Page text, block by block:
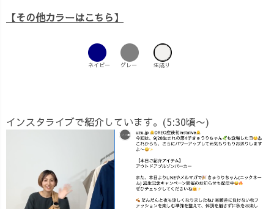
【その他カラーはこちら】
ネイビー グレー 生成り
インスタライブで紹介しています。(5:30頃〜)